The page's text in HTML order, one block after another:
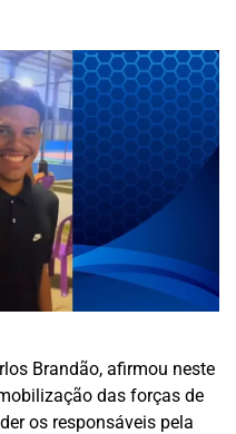
Brandão, afirmou neste
das forças de
os responsáveis pela